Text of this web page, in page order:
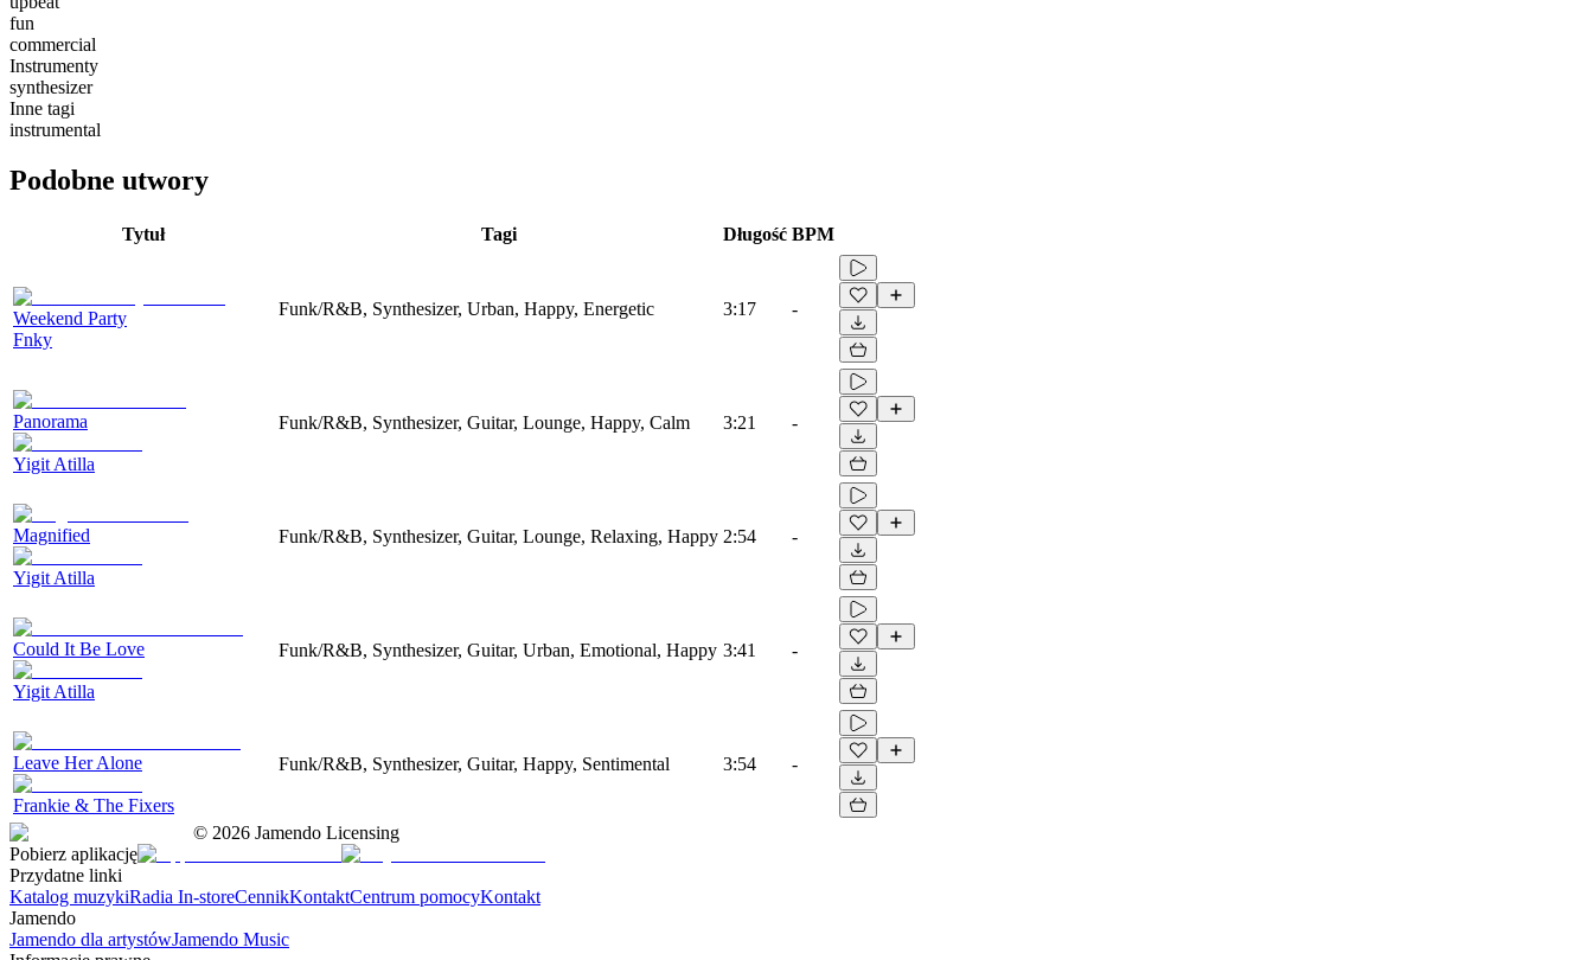
fun
commercial
Instrumenty
synthesizer
Inne tagi
instrumental
Podobne utwory
Tytuł Tagi Długość BPM
Weekend Party
Fnky
Funk/R&B, Synthesizer, Urban, Happy, Energetic 3:17 -
Panorama
Yigit Atilla
Funk/R&B, Synthesizer, Guitar, Lounge, Happy, Calm 3:21 -
Magnified
Yigit Atilla
Funk/R&B, Synthesizer, Guitar, Lounge, Relaxing, Happy 2:54 -
Could It Be Love
Yigit Atilla
Funk/R&B, Synthesizer, Guitar, Urban, Emotional, Happy 3:41 -
Leave Her Alone
Frankie & The Fixers
Funk/R&B, Synthesizer, Guitar, Happy, Sentimental 3:54 -
© 2026 Jamendo Licensing
Pobierz aplikację
Przydatne linki
Katalog muzykiRadia In-storeCennikKontaktCentrum pomocyKontakt
Jamendo
Jamendo dla artystówJamendo Music